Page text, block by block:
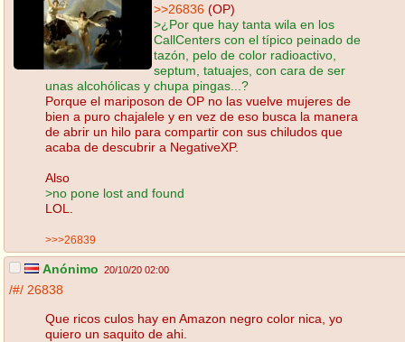
>>26836 (OP)
>¿Por que hay tanta wila en los
CallCenters con el típico peinado de
tazón, pelo de color radioactivo,
septum, tatuajes, con cara de ser
unas alcohólicas y chupa pingas...?
Porque el mariposon de OP no las vuelve mujeres de
bien a puro chajalele y en vez de eso busca la manera
de abrir un hilo para compartir con sus chiludos que
acaba de descubrir a NegativeXP.
Also
>no pone lost and found
LOL.
>>>26839
Anónimo 20/10/20 02:00
/#/ 26838
Que ricos culos hay en Amazon negro color nica, yo
quiero un saquito de ahi.